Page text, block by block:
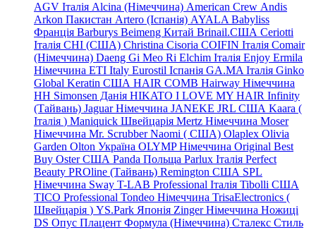
AGV Італія Alcina (Німеччина) American Crew Andis
Arkon Пакистан Artero (Іспанія) AYALA Babyliss
Франція Barburys Beimeng Китай Brinail.США Ceriotti
Італія CHI (США) Christina Cisoria COIFIN Італія Comair
(Німеччина) Daeng Gi Meo Ri Elchim Італія Enjoy Ermila
Німеччина ETI Italy Eurostil Іспанія GA.MA Італія Ginko
Global Keratin США HAIR COMB Hairway Німеччина
HH Simonsen Данія HIKATO I LOVE MY HAIR Infinity
(Тайвань) Jaguar Німеччина JANEKE JRL США Kaara (
Італія ) Maniquick Швейцарія Mertz Німеччина Moser
Німеччина Mr. Scrubber Naomi ( США) Olaplex Olivia
Garden Olton Україна OLYMP Німеччина Original Best
Buy Oster США Panda Польща Parlux Італія Perfect
Beauty PROline (Тайвань) Remington США SPL
Німеччина Sway T-LAB Professional Італія Tibolli США
TICO Professional Tondeo Німеччина TrisaElectronics (
Швейцарія ) YS.Park Японія Zinger Німеччина Ножиці
DS Опус Плацент Формула (Німеччина) Сталекс Стиль